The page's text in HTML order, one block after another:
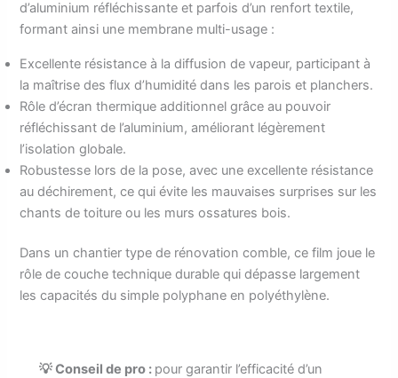
d’aluminium réfléchissante et parfois d’un renfort textile,
formant ainsi une membrane multi-usage :
Excellente résistance à la diffusion de vapeur, participant à
la maîtrise des flux d’humidité dans les parois et planchers.
Rôle d’écran thermique additionnel grâce au pouvoir
réfléchissant de l’aluminium, améliorant légèrement
l’isolation globale.
Robustesse lors de la pose, avec une excellente résistance
au déchirement, ce qui évite les mauvaises surprises sur les
chants de toiture ou les murs ossatures bois.
Dans un chantier type de rénovation comble, ce film joue le
rôle de couche technique durable qui dépasse largement
les capacités du simple polyphane en polyéthylène.
💡 Conseil de pro : pour garantir l’efficacité d’un